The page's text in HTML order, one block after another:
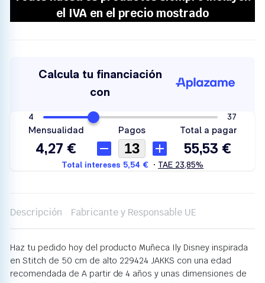
Descripción Fabricante y Responsable UE
Haz tu pedido hoy del producto Muñeca Ily Disney inspirada
en Stitch de 50 cm de alto 229424 JAKKS con una edad
recomendada de A partir de 4 años y unas dimensiones de